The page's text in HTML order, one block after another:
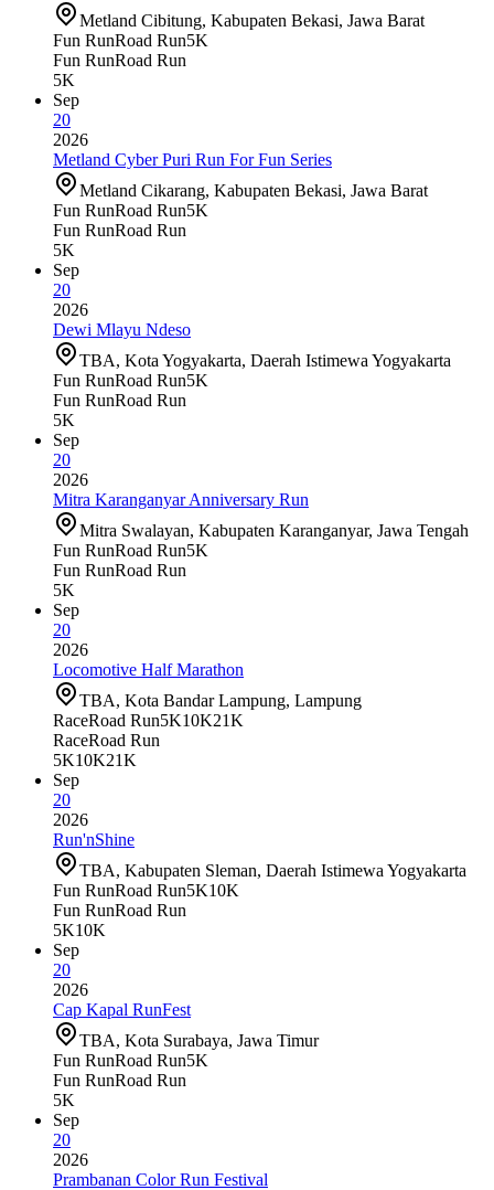
Metland Cibitung, Kabupaten Bekasi, Jawa Barat
Fun RunRoad Run5K
Fun RunRoad Run
5K
Sep
20
2026
Metland Cyber Puri Run For Fun Series
Metland Cikarang, Kabupaten Bekasi, Jawa Barat
Fun RunRoad Run5K
Fun RunRoad Run
5K
Sep
20
2026
Dewi Mlayu Ndeso
TBA, Kota Yogyakarta, Daerah Istimewa Yogyakarta
Fun RunRoad Run5K
Fun RunRoad Run
5K
Sep
20
2026
Mitra Karanganyar Anniversary Run
Mitra Swalayan, Kabupaten Karanganyar, Jawa Tengah
Fun RunRoad Run5K
Fun RunRoad Run
5K
Sep
20
2026
Locomotive Half Marathon
TBA, Kota Bandar Lampung, Lampung
RaceRoad Run5K10K21K
RaceRoad Run
5K10K21K
Sep
20
2026
Run'nShine
TBA, Kabupaten Sleman, Daerah Istimewa Yogyakarta
Fun RunRoad Run5K10K
Fun RunRoad Run
5K10K
Sep
20
2026
Cap Kapal RunFest
TBA, Kota Surabaya, Jawa Timur
Fun RunRoad Run5K
Fun RunRoad Run
5K
Sep
20
2026
Prambanan Color Run Festival